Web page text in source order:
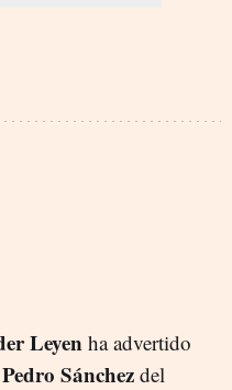
Leyen ha advertido
Pedro Sánchez del